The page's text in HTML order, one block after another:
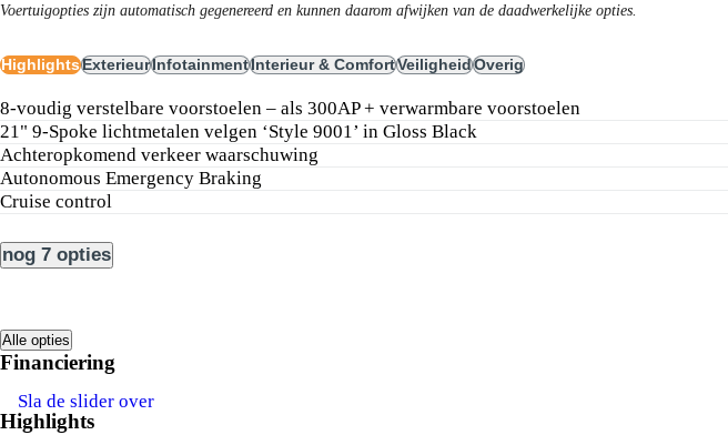
Voertuigopties zijn automatisch gegenereerd en kunnen daarom afwijken van de daadwerkelijke opties.
HighlightsExterieurInfotainmentInterieur & ComfortVeiligheidOverig
8-voudig verstelbare voorstoelen – als 300AP + verwarmbare voorstoelen
21" 9-Spoke lichtmetalen velgen ‘Style 9001’ in Gloss Black
achteropkomend verkeer waarschuwing
Autonomous Emergency Braking
cruise control
nog 7 opties
Alle opties
Financiering
Highlights
Sla de slider over